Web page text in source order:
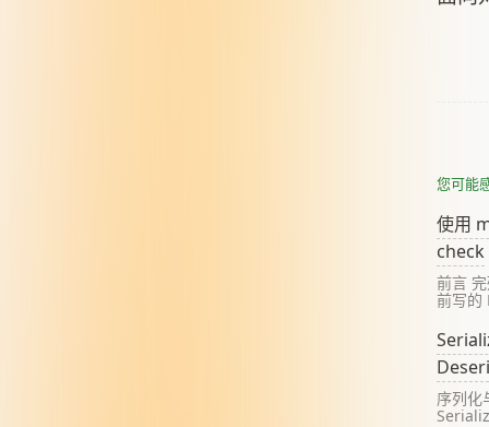
您可能
使用
check
前言
前写的
），不
之前写
代码：
序列化